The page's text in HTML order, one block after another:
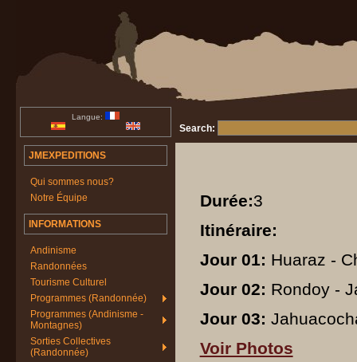
Langue:
JMEXPEDITIONS
Qui sommes nous?
Notre Équipe
INFORMATIONS
Andinisme
Randonnées
Tourisme Culturel
Programmes (Randonnée)
Programmes (Andinisme -
Montagnes)
Sorties Collectives
(Randonnée)
Search:
Durée:3
Itinéraire:
Jour 01: Huaraz -
Jour 02: Rondoy -
Jour 03:
Voir Photos